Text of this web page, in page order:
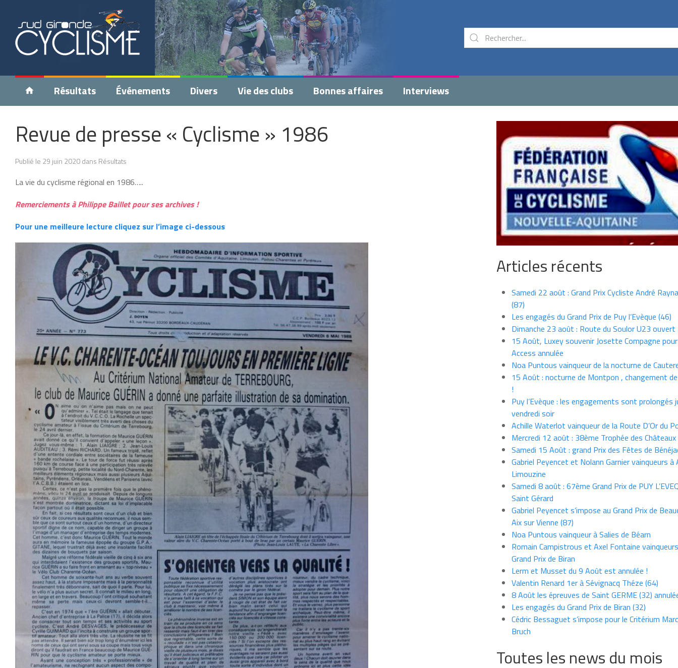
Résultats Événements Divers Vie des clubs Bonnes affaires Interviews
Revue de presse « Cyclisme » 1986
Publié le 29 juin 2020 dans Résultats
La vie du cyclisme régional en 1986…..
Remerciements à Philippe Baillet pour ses archives !
Pour une meilleure lecture cliquez sur l’image ci-dessous
Articles récents
Samedi 22 août : Grand Prix Cycliste André
(87)
Les engagés du Grand Prix de Puy l’Evèque (46)
Dimanche 23 août : Route du Soulor U23 ouvert
15 Août, Luxey souvenir Josette Compagne
Access annulée
Noa Puntous vainqueur de la nocturne de
15 Août : nocturne de Montpon , changement
!
Puy l’Evèque : les engagements sont prolongés
vendredi soir
Achille Waterlot vainqueur de la Route D’Or du
Mercredi 12 août : 38ème Trophée des Châteaux
Samedi 15 Août : grand Prix des Fêtes de
Gabriel Peyencet et Nolann Garnier vainqueurs à
Limouzine
Samedi 8 août : 67ème Grand Prix de PUY
Saint Gérard
Gabriel Peyencet s’impose au Grand Prix de
Aix sur Vienne (87)
Noa Puntous vainqueur à Salies de Béarn
Romain Campistrous et Axel Fontaine
Grand Prix de Biran
Lerm et Musset du 9 Août est annulée !
Valentin Renard 1er à Sévignacq Théze (64)
8 Août les épreuves de Saint GERME (32)
Les engagés du Grand Prix de Biran (32)
Cédric Bessaguet s’impose pour le Critérium
Bruch
Toutes les news du mois